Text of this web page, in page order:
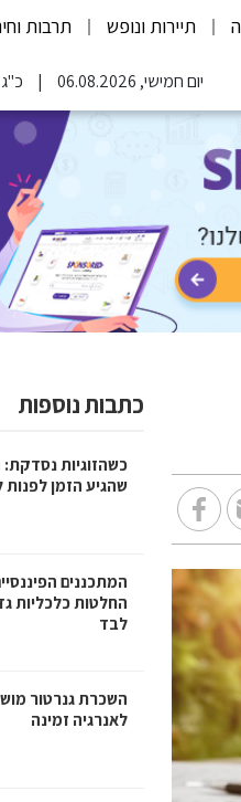
תיירות ונופש תרבות
יום חמישי, 06.08.2026
כתבות נוספות
כשהזוגיות
שהגיע הזמן לפנות
המתכננים
החלטות כלכליות
לבד
השכרת גנרטור
לאנרגיה זמינה